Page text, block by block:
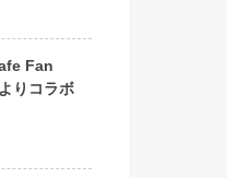
Fan
りコラボ